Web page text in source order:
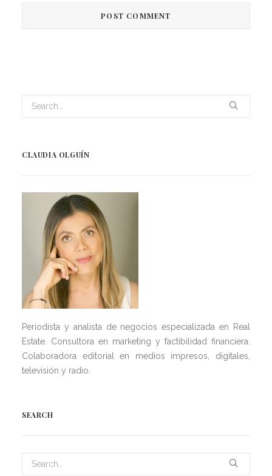
CLAUDIA OLGUÍN
Periodista y analista de negocios especializada en Real
Estate. Consultora en marketing y factibilidad financiera.
Colaboradora editorial en medios impresos, digitales,
televisión y radio.
SEARCH